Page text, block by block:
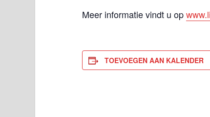
Meer informatie vindt u op
TOEVOEGEN AAN KALENDER